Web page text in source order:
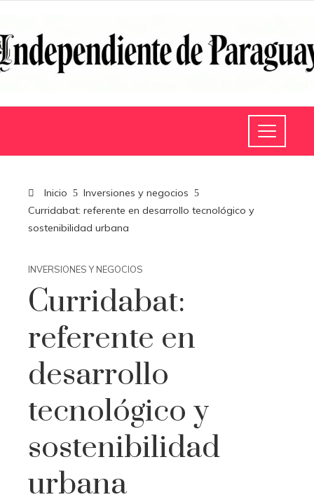
Inicio
Inversiones y negocios
Curridabat: referente en desarrollo tecnológico y
sostenibilidad urbana
INVERSIONES Y NEGOCIOS
Curridabat:
referente en
desarrollo
tecnológico y
sostenibilidad
urbana